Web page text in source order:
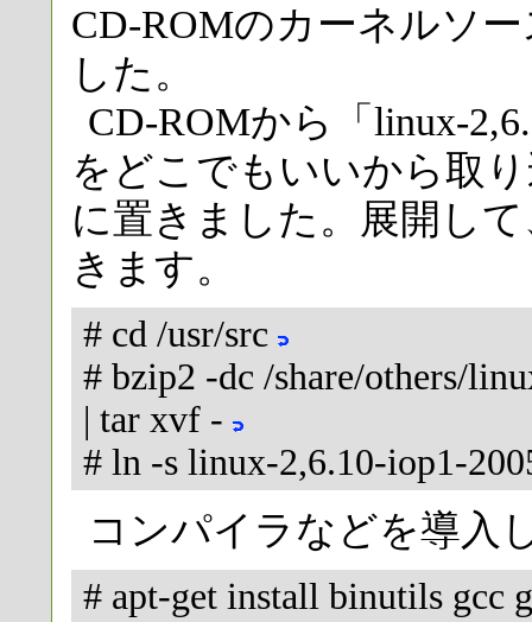
CD-ROMのカーネルソ
した。
CD-ROMから「linux-
をどこでもいいから取
に置きました。展開し
きます。
# cd /usr/src
# bzip2 -dc /share/others/
| tar xvf -
# ln -s linux-2,6.10-iop1-
コンパイラなどを導入
# apt-get install binutils gcc